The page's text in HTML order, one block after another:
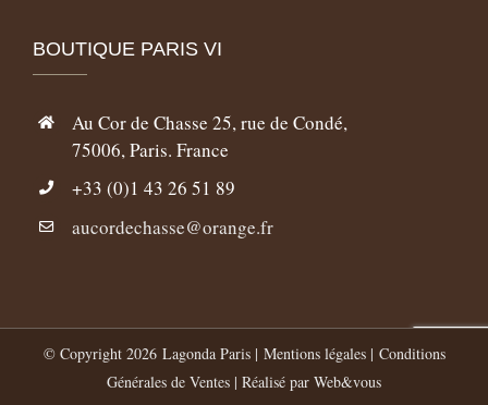
BOUTIQUE PARIS VI
Au Cor de Chasse 25, rue de Condé,
75006, Paris. France
+33 (0)1 43 26 51 89
aucordechasse@orange.fr
© Copyright 2026 Lagonda Paris | Mentions légales| Conditions
Générales de Ventes | Réalisé par Web&vous